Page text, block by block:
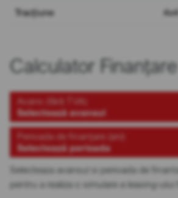
Tracțiune
Calculator Finanțare
Avans (fără TVA)
Selectează avansul
Perioada de finanțare (ani)
Selectează perioada
Selecteaza avansul si perioada de
pentru a realiza o simulare a leasing-ului